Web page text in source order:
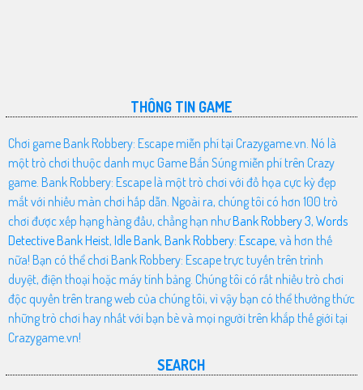
THÔNG TIN GAME
Chơi game Bank Robbery: Escape miễn phí tại Crazygame.vn. Nó là
một trò chơi thuộc danh mục Game Bắn Súng miễn phí trên Crazy
game. Bank Robbery: Escape là một trò chơi với đồ họa cực kỳ đẹp
mắt với nhiều màn chơi hấp dẫn. Ngoài ra, chúng tôi có hơn 100 trò
chơi được xếp hạng hàng đầu, chẳng hạn nhưBank Robbery 3, Words
Detective Bank Heist, Idle Bank, Bank Robbery: Escape, và hơn thế
nữa! Bạn có thể chơi Bank Robbery: Escape trực tuyến trên trình
duyệt, điện thoại hoặc máy tính bảng. Chúng tôi có rất nhiều trò chơi
độc quyền trên trang web của chúng tôi, vì vậy bạn có thể thưởng thức
những trò chơi hay nhất với bạn bè và mọi người trên khắp thế giới tại
Crazygame.vn!
SEARCH